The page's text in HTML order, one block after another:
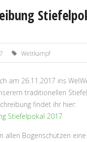
Wettkampf
am 26.11.2017 ins
traditionellen
findet ihr hier:
Stiefelpokal 2017
allen Bogenschützen